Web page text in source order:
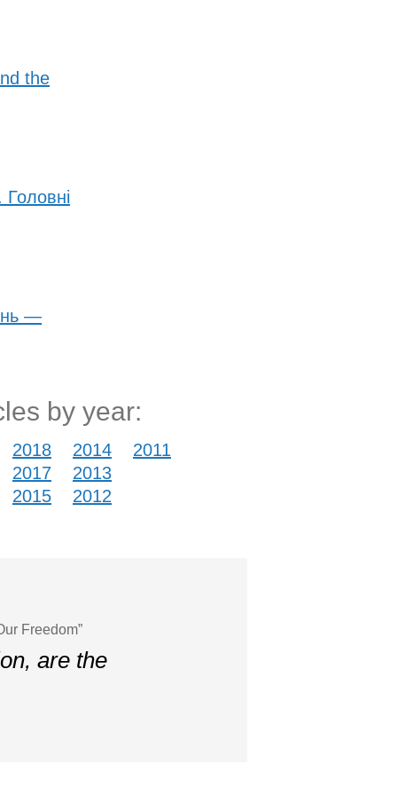
the
—
by year:
2018 2014
2011
2017
2013
2015 2012
Freedom”
are the